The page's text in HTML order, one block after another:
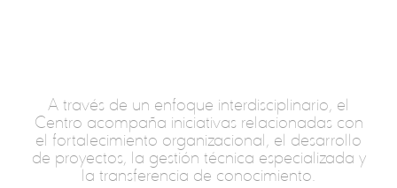
A través de un enfoque interdisciplinario, el
Centro acompaña iniciativas relacionadas con
el fortalecimiento organizacional, el desarrollo
de proyectos, la gestión técnica especializada y
la transferencia de conocimiento.